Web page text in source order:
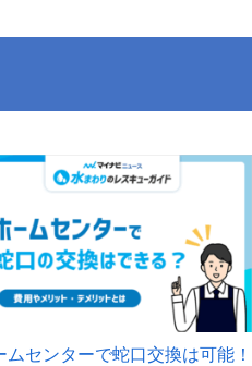
ムセンターで蛇口交換は可能！